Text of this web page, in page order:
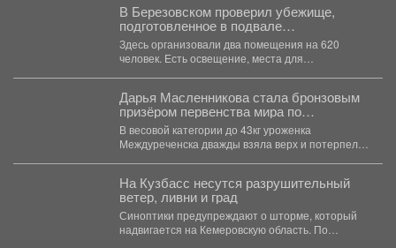
В Березовском проверил убежище,
подготовленное в подвале
политехнического техникума.
Здесь организовали два помещения на 620
человек. Есть освещение, места для
Дарья Масленникова стала бронзовым
призёром первенства мира по
спортивной борьбе.
В весовой категории до 43кг уроженка
Междуреченска дважды взяла верх и потерпела
На Кузбасс несутся разрушительный
ветер, ливни и град
Синоптики предупреждают о шторме, который
надвигается на Кемеровскую область. По